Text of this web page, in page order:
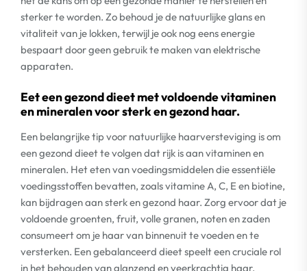
sterker te worden. Zo behoud je de natuurlijke glans en
vitaliteit van je lokken, terwijl je ook nog eens energie
bespaart door geen gebruik te maken van elektrische
apparaten.
Eet een gezond dieet met voldoende vitaminen
en mineralen voor sterk en gezond haar.
Een belangrijke tip voor natuurlijke haarversteviging is om
een gezond dieet te volgen dat rijk is aan vitaminen en
mineralen. Het eten van voedingsmiddelen die essentiële
voedingsstoffen bevatten, zoals vitamine A, C, E en biotine,
kan bijdragen aan sterk en gezond haar. Zorg ervoor dat je
voldoende groenten, fruit, volle granen, noten en zaden
consumeert om je haar van binnenuit te voeden en te
versterken. Een gebalanceerd dieet speelt een cruciale rol
in het behouden van glanzend en veerkrachtig haar.